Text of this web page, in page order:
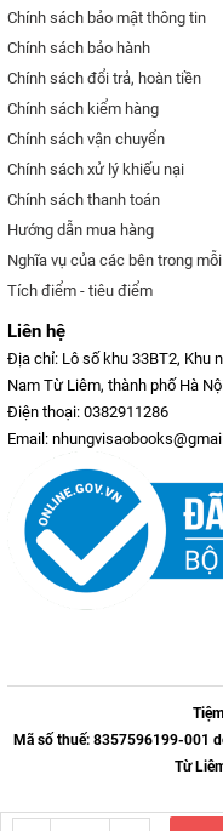
Chính sách bảo mật thông tin
Chính sách bảo hành
Chính sách đổi trả, hoàn tiền
Chính sách kiểm hàng
Chính sách vận chuyển
Chính sách xử lý khiếu nại
Chính sách thanh toán
Hướng dẫn mua hàng
Nghĩa vụ của các bên trong
Tích điểm - tiêu điểm
Liên hệ
Địa chỉ: Lô số khu 33BT2, Khu
Nam Từ Liêm, thành phố Hà
Điện thoại: 0382911286
Email:
Mã số thuế: 8357596199-001
Từ